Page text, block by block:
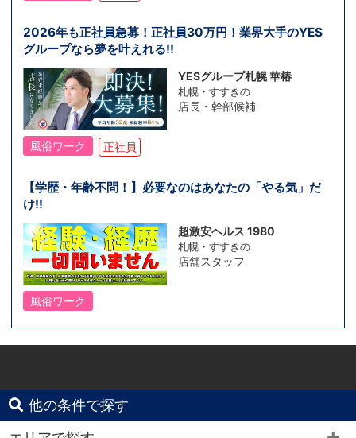
2026年も正社員急募！正社員30万円！業界大手のYES
グループなら夢を叶えれる!!
YESグループ札幌 華椿
札幌・すすきの
店長・幹部候補
風俗ワーク 正社員
【学歴・年齢不問！】必要なのはあなたの「やる気」だ
け!!
超激安ヘルス 1980
札幌・すすきの
店舗スタッフ
風俗ワーク
他の条件で探す